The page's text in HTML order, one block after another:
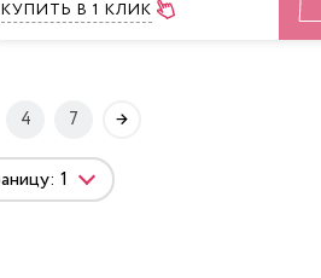
КУПИТЬ В 1 КЛИК
4 7